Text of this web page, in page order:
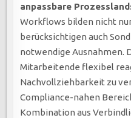
anpassbare
Workflows bilden nicht
berücksichtigen auch
notwendige Ausnahmen.
Mitarbeitende flexibel
Nachvollziehbarkeit zu
Compliance-nahen
Kombination aus